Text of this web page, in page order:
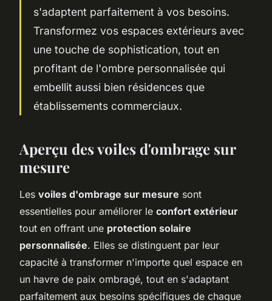
s'adaptent parfaitement à vos besoins.
Transformez vos espaces extérieurs avec
une touche de sophistication, tout en
profitant de l'ombre personnalisée qui
embellit aussi bien résidences que
établissements commerciaux.
Aperçu des voiles d'ombrage sur
mesure
Les voiles d'ombrage sur mesure sont
essentielles pour améliorer le confort extérieur
tout en offrant une protection solaire
personnalisée. Elles se distinguent par leur
capacité à transformer n'importe quel espace en
un havre de paix ombragé, tout en s'adaptant
parfaitement aux besoins spécifiques de chaque